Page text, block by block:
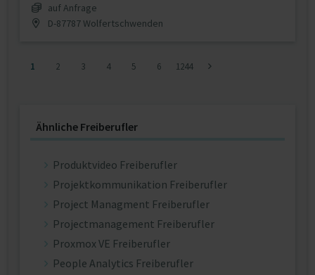
auf Anfrage
D-87787 Wolfertschwenden
1 2 3 4 5 6 1244
Ähnliche Freiberufler
Produktvideo Freiberufler
Projektkommunikation Freiberufler
Project Managment Freiberufler
Projectmanagement Freiberufler
Proxmox VE Freiberufler
People Analytics Freiberufler